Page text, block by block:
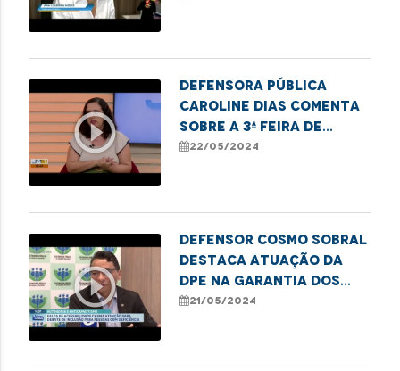
play_circle_outline
Defensora pública
Caroline Dias comenta
sobre a 3ª Feira de
Empreendedorismo
22/05/2024
play_circle_outline
Defensor Cosmo Sobral
destaca atuação da
DPE na garantia dos
direitos das pessoas
21/05/2024